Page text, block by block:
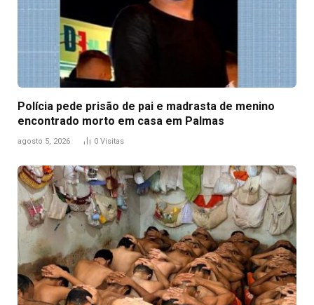
Polícia pede prisão de pai e madrasta de menino
encontrado morto em casa em Palmas
agosto 5, 2026 0 Visitas